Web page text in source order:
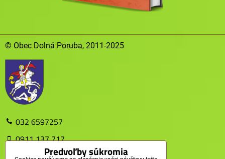
© Obec Dolná Poruba, 2011-2025
032 6597257
0911 137 717
obec@dolnaporuba.sk
Predvoľby súkromia